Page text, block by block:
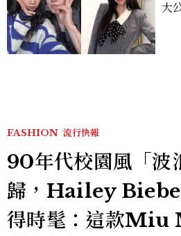
大
FASHION 流行快報
90年代校園風「波
歸，Hailey
得時髦：這款Miu